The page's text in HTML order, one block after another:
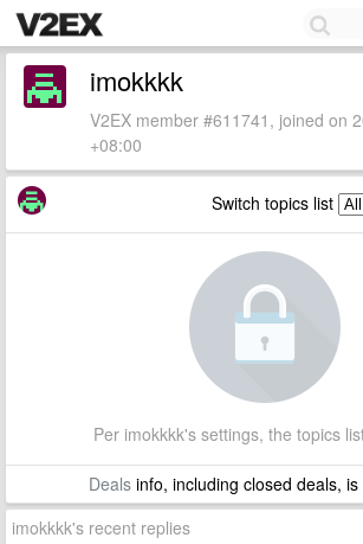
imokkkk
V2EX member #611741, joined on
+08:00
Switch topics list
Per imokkkk's settings, the topics
Dealsinfo, including closed deals, is
imokkkk's recent replies